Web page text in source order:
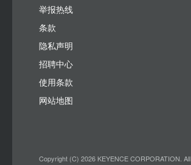
举报热线
条款
隐私声明
招聘中心
使用条款
网站地图
Copyright (C) 2026 KEYENCE CORPORATION.